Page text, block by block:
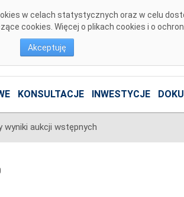
w celach statystycznych oraz w celu
cookies. Więcej o plikach cookies i o
Akceptuję
KONSULTACJE INWESTYCJE
wyniki aukcji wstępnych